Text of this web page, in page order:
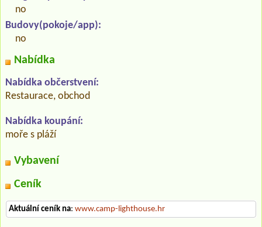
no
Budovy(pokoje/app):
no
Nabídka
Nabídka občerstvení:
Restaurace, obchod
Nabídka koupání:
moře s pláží
Vybavení
Ceník
Aktuální ceník na: www.camp-lighthouse.hr